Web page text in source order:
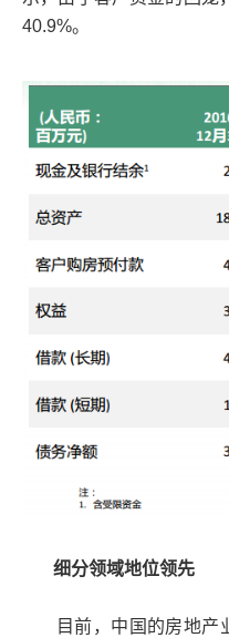
40.9%。
细分领域地位领先
目前，中国的房地产